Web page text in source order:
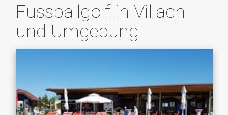
Fussballgolf in Villach
und Umgebung